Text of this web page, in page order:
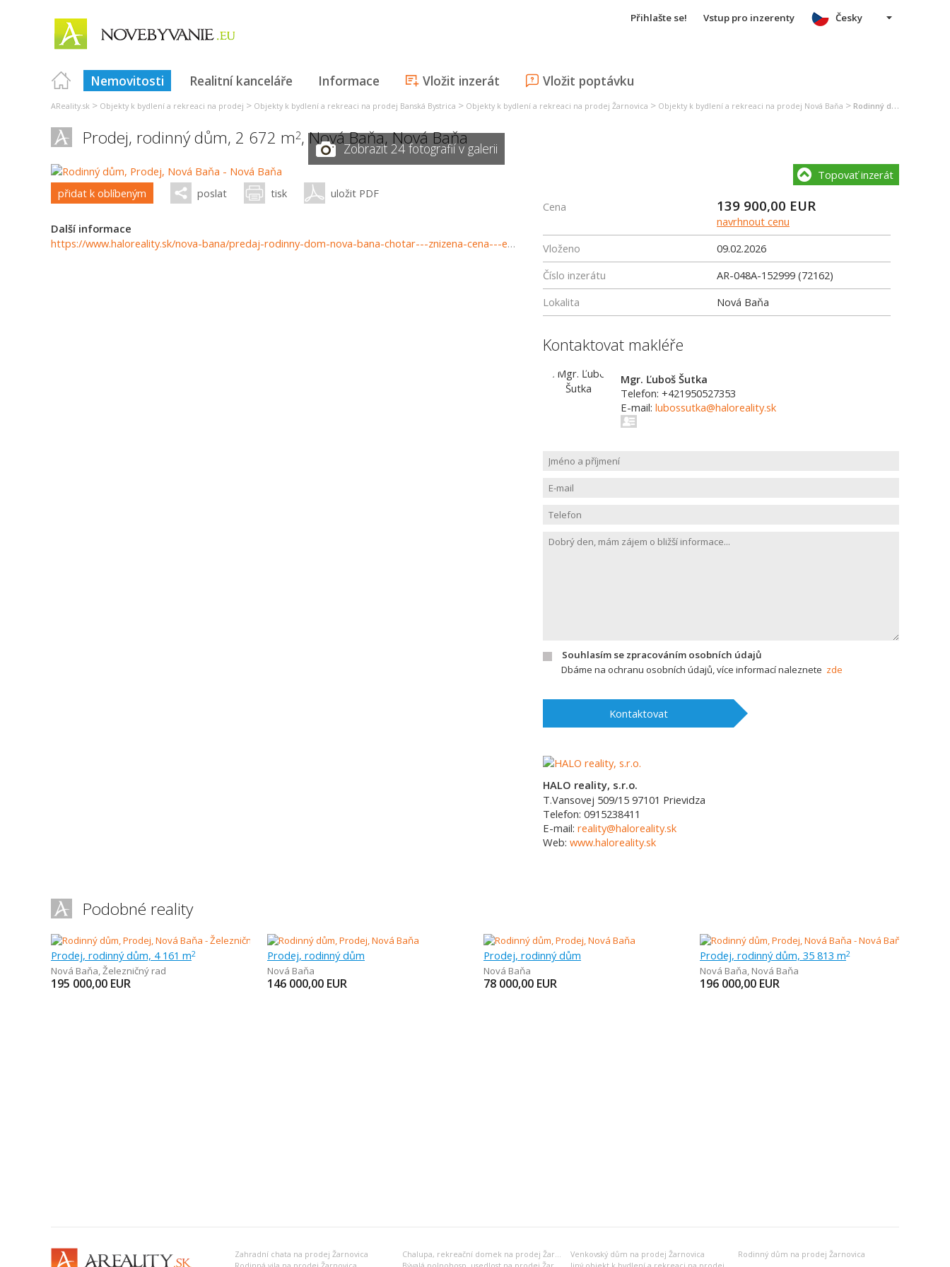
Přihlašte se! Vstup pro inzerenty
Nemovitosti Realitní kanceláře Informace Vložit inzerát Vložit poptávku
Česky
AReality.sk > Objekty k bydlení a rekreaci na prodej > Objekty k bydlení a rekreaci na prodej Banská Bystrica > Objekty k bydlení a rekreaci na prodej Žarnovica > Objekty k bydlení a rekreaci na prodej Nová Baňa > Rodinný dům na prodej Nová Baňa
Prodej, rodinný dům, 2 672 m2,Nová Baňa,Nová Baňa
Zobrazit 24 fotografií v galerii
přidat k oblíbeným poslat tisk uložit PDF
Další informace
https://www.haloreality.sk/nova-bana/predaj-rodinny-dom-nova-bana-chotar---znizena-cena---exkluzivne-halo-reality/72162
Topovať inzerát
Cena 139 900,00 EUR
navrhnout cenu
Vloženo
09.02.2026
Číslo inzerátu
AR-048A-152999 (72162)
Lokalita
Nová Baňa
Kontaktovat makléře
Mgr. Ľuboš Šutka
Telefon: +421950527353
E-mail: lubossutka@haloreality.sk
Souhlasím se zpracováním osobních údajů
Dbáme na ochranu osobních údajů, více informací naleznete zde
Kontaktovat
HALO reality, s.r.o.
T.Vansovej 509/15 97101 Prievidza
Telefon: 0915238411
E-mail: reality@haloreality.sk
Web: www.haloreality.sk
Podobné reality
Prodej, rodinný dům, 4 161 m2
Nová Baňa,Železničný rad
195 000,00 EUR
Prodej, rodinný dům
Nová Baňa
146 000,00 EUR
Prodej, rodinný dům
Nová Baňa
78 000,00 EUR
Prodej, rodinný dům, 35 813 m2
Nová Baňa, Nová Baňa
196 000,00 EUR
Zahradní chata na prodej Žarnovica Chalupa, rekreační domek na prodej Žarnovica Venkovský dům na prodej Žarnovica
Rodinný dům na prodej Žarnovica